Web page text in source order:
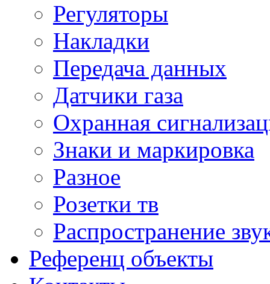
Регуляторы
Накладки
Передача данных
Датчики газа
Охранная
Знаки и маркировка
Разное
Розетки тв
Распространение
Референц объекты